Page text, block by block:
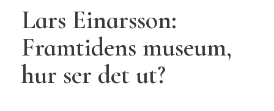
Lars Einarsson:
Framtidens museum,
hur ser det ut?